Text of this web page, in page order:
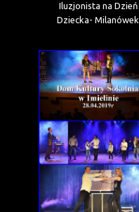
Iluzjonista na Dzień
Dziecka- Milanówek